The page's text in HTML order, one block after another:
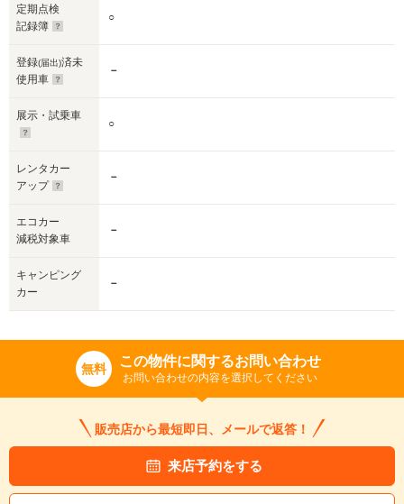
定期点検
記録簿
○
登録(届出)済未
使用車
－
展示・試乗車
○
レンタカー
アップ
－
エコカー
減税対象車
－
キャンピング
カー
－
無料 この物件に関するお問い合わせ
お問い合わせの内容を選択してください
販売店から最短即日、メールで返答！
来店予約をする